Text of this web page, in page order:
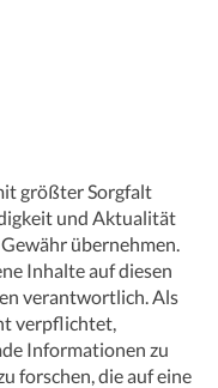
größter Sorgfalt
und Aktualität
übernehmen.
Inhalte auf diesen
verantwortlich. Als
verpflichtet,
Informationen zu
forschen, die auf eine